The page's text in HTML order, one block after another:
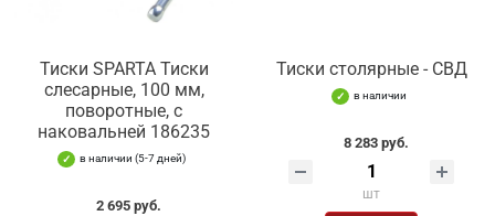
Тиски SPARTA Тиски
слесарные, 100 мм,
поворотные, с
наковальней 186235
в наличии (5-7 дней)
2 695 руб.
Тиски столярные - СВД
в наличии
8 283 руб.
шт